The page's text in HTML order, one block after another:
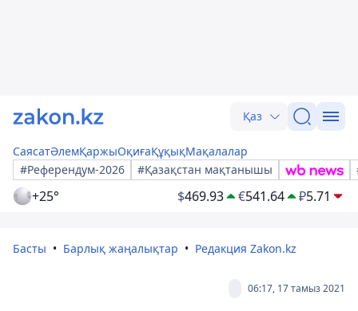
Қаз
СаясатӘлемҚаржыОқиғаҚұқықМақалалар
#Референдум-2026
#Қазақстан мақтанышы
+25° $469.93 €541.64 ₽5.71
Басты Барлық жаңалықтар Редакция Zakon.kz
06:17, 17 тамыз 2021